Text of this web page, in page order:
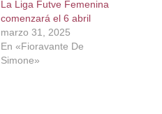
La Liga Futve Femenina
comenzará el 6 abril
marzo 31, 2025
En «Fioravante De
Simone»